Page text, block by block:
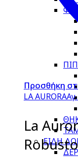
ΕΙΔΗ
Προσθήκη
LA AURORA
La